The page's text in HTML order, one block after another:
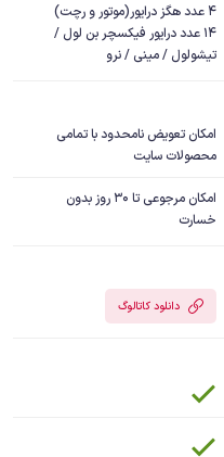
تیشولول / مینی / نرو
امکان تعویض نامحدود با تمامی
محصولات سایت
امکان مرجوعی تا 30 روز بدون
خسارت
دانلود کاتالوگ